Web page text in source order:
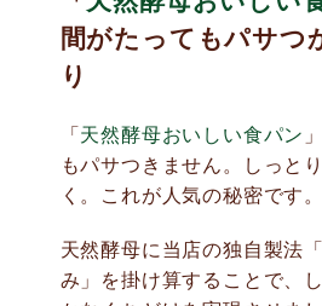
間がたってもパサつ
り
「天然酵母おいしい食パン
もパサつきません。しっと
く。これが人気の秘密です。
天然酵母に当店の独自製法
み」を掛け算することで、